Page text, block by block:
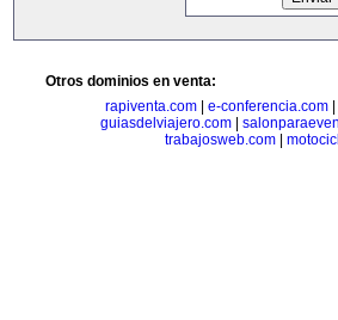
Otros dominios en venta:
rapiventa.com| e-conferencia.com|
guiasdelviajero.com|
trabajosweb.com